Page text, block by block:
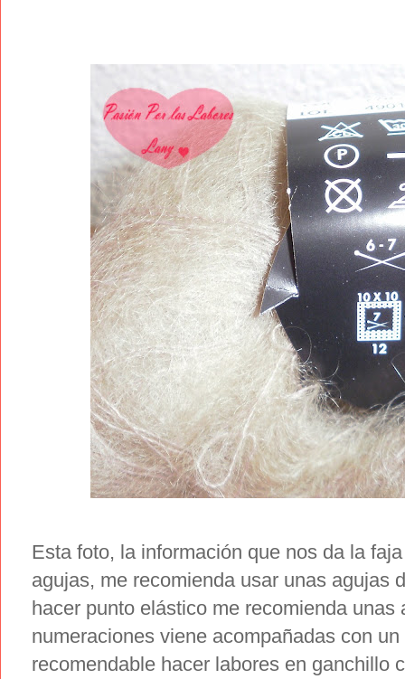
Esta foto, la información que nos da la
agujas, me recomienda usar unas agujas
hacer punto elástico me recomienda
numeraciones viene acompañadas con
recomendable hacer labores en ganchillo